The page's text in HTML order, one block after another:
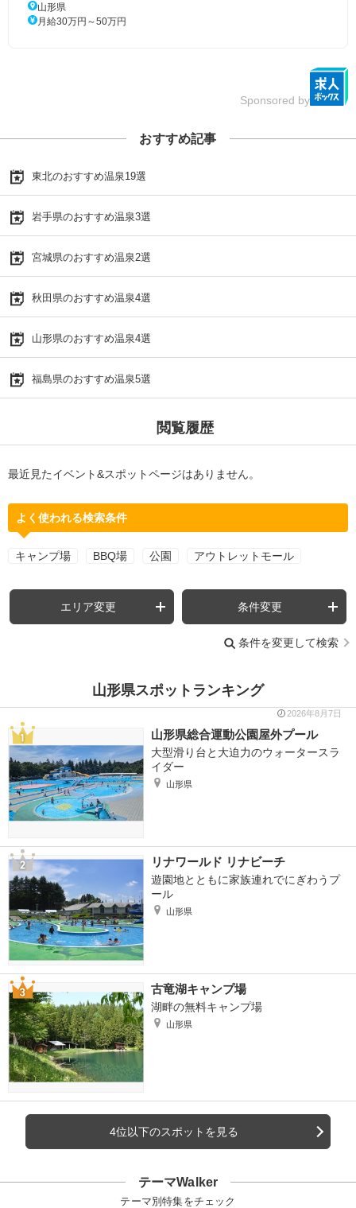
山形県
月給30万円～50万円
Sponsored by
おすすめ記事
東北のおすすめ温泉19選
岩手県のおすすめ温泉3選
宮城県のおすすめ温泉2選
秋田県のおすすめ温泉4選
山形県のおすすめ温泉4選
福島県のおすすめ温泉5選
閲覧履歴
最近見たイベント&スポットページはありません。
よく使われる検索条件
キャンプ場 BBQ場 公園 アウトレットモール
エリア変更 条件変更
条件を変更して検索
山形県スポットランキング
2026年8月7日
山形県総合運動公園屋外プール
大型滑り台と大迫力のウォータースラ
イダー
山形県
リナワールド リナビーチ
遊園地とともに家族連れでにぎわうプ
ール
山形県
古竜湖キャンプ場
湖畔の無料キャンプ場
山形県
4位以下のスポットを見る
テーマWalker
テーマ別特集をチェック